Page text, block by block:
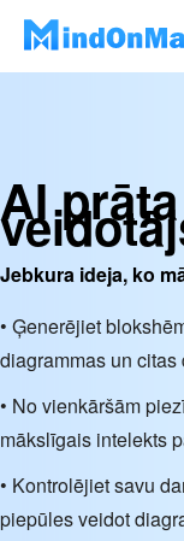
AI
Jebkura ideja, ko
• Ģenerējiet
diagrammas un
• No vienkāršām
mākslīgais intelekts
• Kontrolējiet savu
piepūles veidot